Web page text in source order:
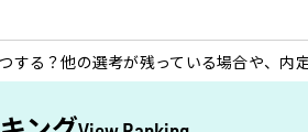
する？他の選考が残っている場合や、内